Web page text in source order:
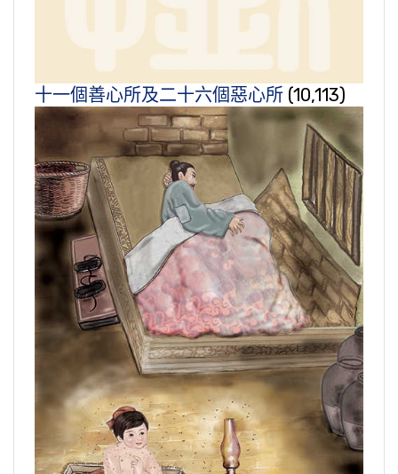
十一個善心所及二十六個惡心所 (10,113)